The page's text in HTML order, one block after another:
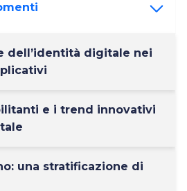
dell’identità digitale nei
e i trend innovativi
una stratificazione di